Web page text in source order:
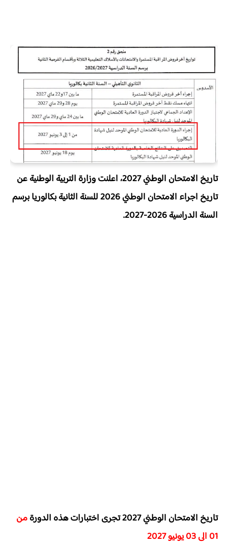
تاريخ الامتحان الوطني 2027، اعلنت وزارة التربية الوطنية عن
تاريخ اجراء الامتحان الوطني 2026 للسنة الثانية بكالوريا برسم
السنة الدراسية 2026-2027.
تاريخ الامتحان الوطني 2027 تجرى اختبارات هذه الدورة
من
01 الى 03 يونيو 2027